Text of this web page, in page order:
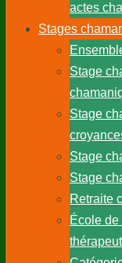
actes
Stages
Stage
Stage
Stage
Stage
Retraite
École